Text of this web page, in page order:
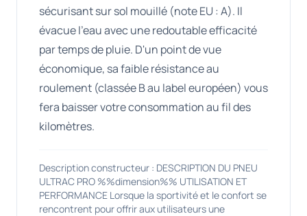
sécurisant sur sol mouillé (note EU : A). Il
évacue l'eau avec une redoutable efficacité
par temps de pluie. D'un point de vue
économique, sa faible résistance au
roulement (classée B au label européen) vous
fera baisser votre consommation au fil des
kilomètres.
Description constructeur : DESCRIPTION DU PNEU
ULTRAC PRO %%dimension%% UTILISATION ET
PERFORMANCE Lorsque la sportivité et le confort se
rencontrent pour offrir aux utilisateurs une